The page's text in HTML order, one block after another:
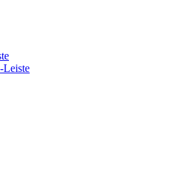
Leiste